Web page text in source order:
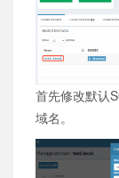
首先修改默认
域名。